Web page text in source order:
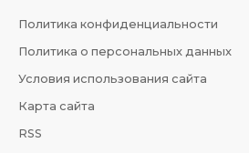
Политика конфиденциальности
Политика о персональных данных
Условия использования сайта
Карта сайта
RSS